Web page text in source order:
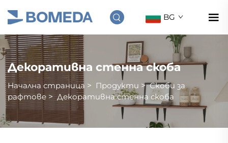
BG
Декоративна стенна скоба
Начална страница > Продукти >Скоби за
рафтове> Декоративна стенна скоба